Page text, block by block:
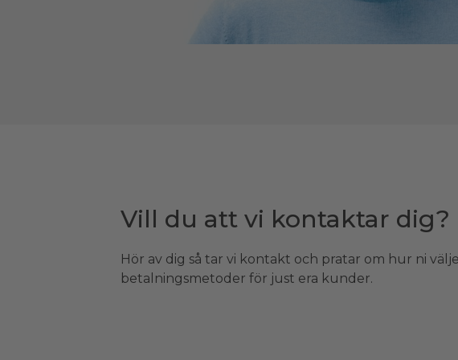
Vill du att vi kontaktar dig?
Hör av dig så tar vi kontakt och pratar om hur ni
betalningsmetoder för just era kunder.